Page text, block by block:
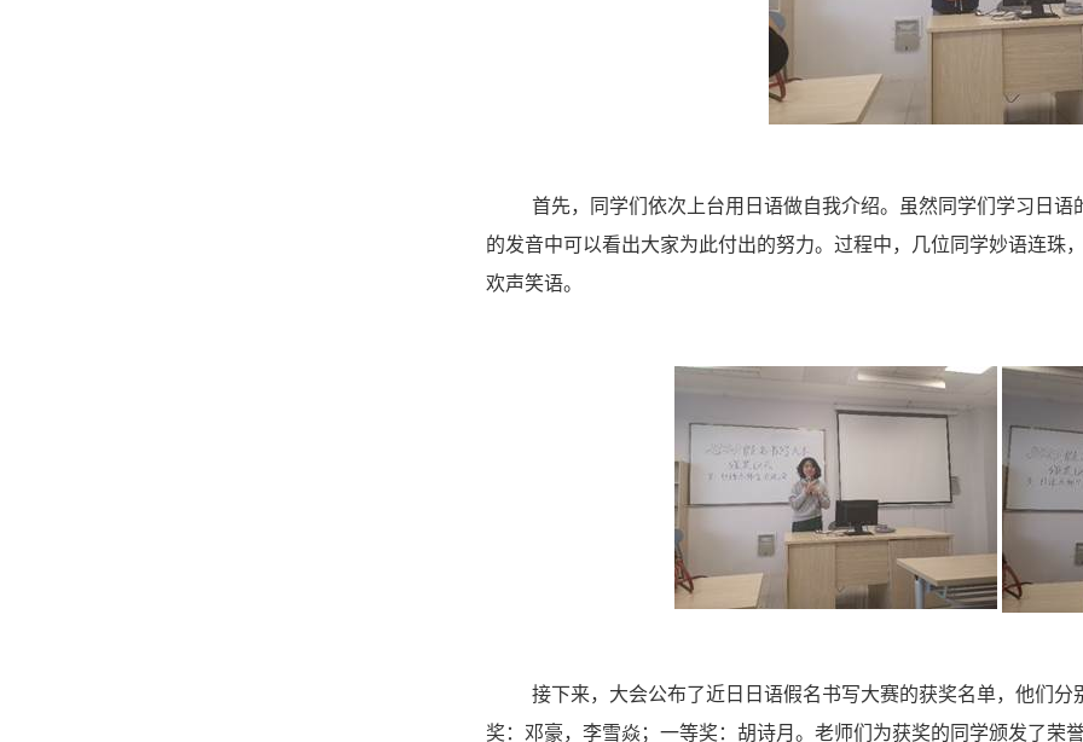
首先，同学们依次上台用日语做自我介绍。虽然同学们学习日
的发音中可以看出大家为此付出的努力。过程中，几位同学妙语连珠
欢声笑语。
接下来，大会公布了近日日语假名书写大赛的获奖名单，他们
奖：邓豪，李雪焱；一等奖：胡诗月。老师们为获奖的同学颁发了荣